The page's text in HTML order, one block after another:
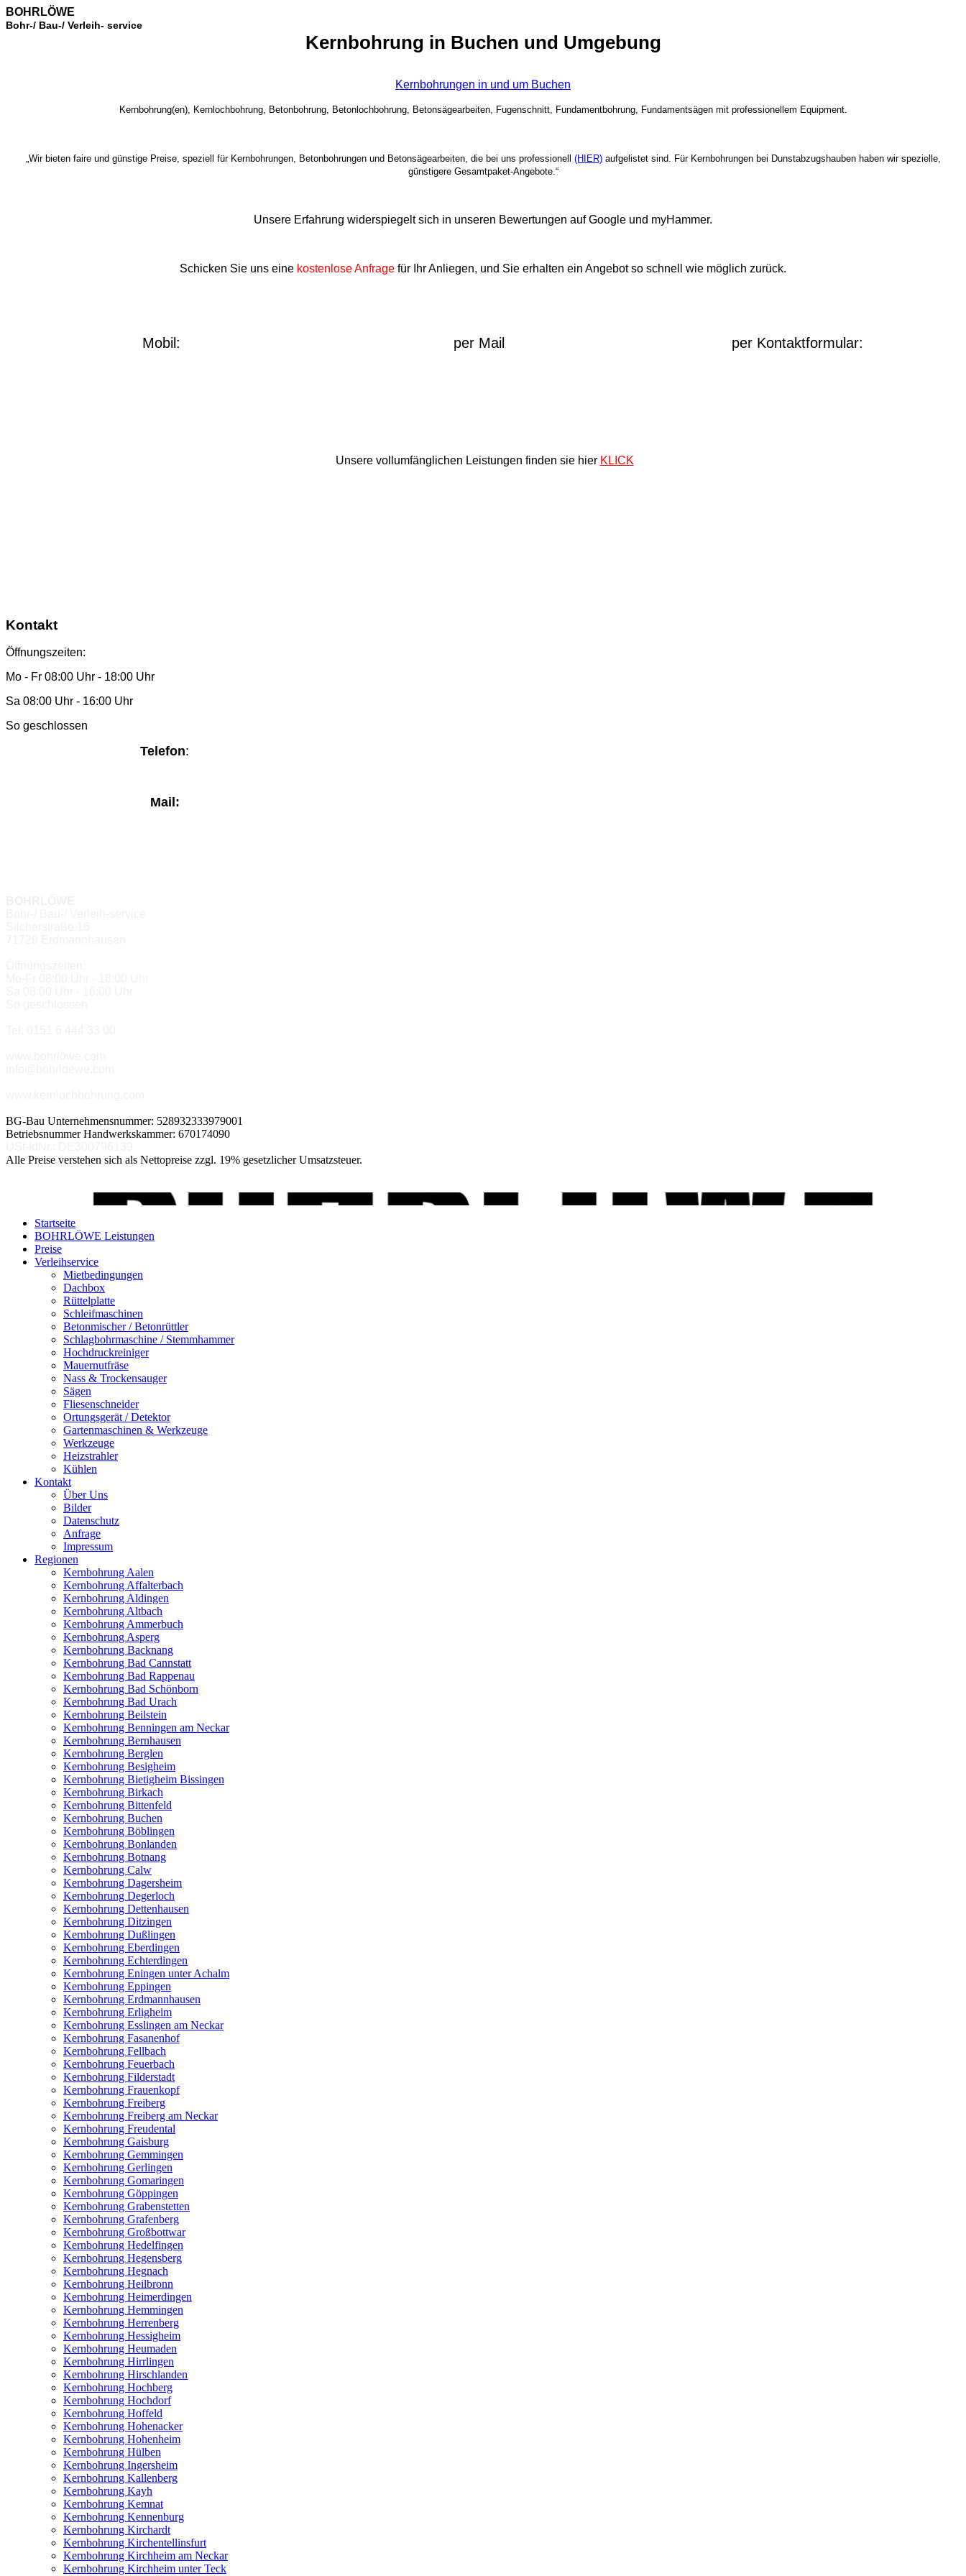
BOHRLÖWE
Bohr-/ Bau-/ Verleih- service
Kernbohrung in Buchen und Umgebung
Kernbohrungen in und um Buchen
Kernbohrung(en), Kernlochbohrung, Betonbohrung, Betonlochbohrung, Betonsägearbeiten, Fugenschnitt, Fundamentbohrung, Fundamentsägen mit professionellem Equipment.
„Wir bieten faire und günstige Preise, speziell für Kernbohrungen, Betonbohrungen und Betonsägearbeiten, die bei uns professionell (HIER)aufgelistet sind. Für Kernbohrungen bei Dunstabzugshauben haben wir spezielle,
günstigere Gesamtpaket-Angebote.“
Unsere Erfahrung widerspiegelt sich in unseren Bewertungen auf Google und myHammer.
Schicken Sie uns eine kostenlose Anfrage für Ihr Anliegen, und Sie erhalten ein Angebot so schnell wie möglich zurück.
Mobil: per Mail per Kontaktformular:
Unsere vollumfänglichen Leistungen finden sie hier KLICK
Kontakt
Öffnungszeiten:
Mo - Fr 08:00 Uhr - 18:00 Uhr
Sa 08:00 Uhr - 16:00 Uhr
So geschlossen
Telefon:
Mail:
BG-Bau Unternehmensnummer: 528932333979001
Betriebsnummer Handwerkskammer: 670174090
Alle Preise verstehen sich als Nettopreise zzgl. 19% gesetzlicher Umsatzsteuer.
Startseite
BOHRLÖWE Leistungen
Preise
Verleihservice
Mietbedingungen
Dachbox
Rüttelplatte
Schleifmaschinen
Betonmischer / Betonrüttler
Schlagbohrmaschine / Stemmhammer
Hochdruckreiniger
Mauernutfräse
Nass & Trockensauger
Sägen
Fliesenschneider
Ortungsgerät / Detektor
Gartenmaschinen & Werkzeuge
Werkzeuge
Heizstrahler
Kühlen
Kontakt
Über Uns
Bilder
Datenschutz
Anfrage
Impressum
Regionen
Kernbohrung Aalen
Kernbohrung Affalterbach
Kernbohrung Aldingen
Kernbohrung Altbach
Kernbohrung Ammerbuch
Kernbohrung Asperg
Kernbohrung Backnang
Kernbohrung Bad Cannstatt
Kernbohrung Bad Rappenau
Kernbohrung Bad Schönborn
Kernbohrung Bad Urach
Kernbohrung Beilstein
Kernbohrung Benningen am Neckar
Kernbohrung Bernhausen
Kernbohrung Berglen
Kernbohrung Besigheim
Kernbohrung Bietigheim Bissingen
Kernbohrung Birkach
Kernbohrung Bittenfeld
Kernbohrung Buchen
Kernbohrung Böblingen
Kernbohrung Bonlanden
Kernbohrung Botnang
Kernbohrung Calw
Kernbohrung Dagersheim
Kernbohrung Degerloch
Kernbohrung Dettenhausen
Kernbohrung Ditzingen
Kernbohrung Dußlingen
Kernbohrung Eberdingen
Kernbohrung Echterdingen
Kernbohrung Eningen unter Achalm
Kernbohrung Eppingen
Kernbohrung Erdmannhausen
Kernbohrung Erligheim
Kernbohrung Esslingen am Neckar
Kernbohrung Fasanenhof
Kernbohrung Fellbach
Kernbohrung Feuerbach
Kernbohrung Filderstadt
Kernbohrung Frauenkopf
Kernbohrung Freiberg
Kernbohrung Freiberg am Neckar
Kernbohrung Freudental
Kernbohrung Gaisburg
Kernbohrung Gemmingen
Kernbohrung Gerlingen
Kernbohrung Gomaringen
Kernbohrung Göppingen
Kernbohrung Grabenstetten
Kernbohrung Grafenberg
Kernbohrung Großbottwar
Kernbohrung Hedelfingen
Kernbohrung Hegensberg
Kernbohrung Hegnach
Kernbohrung Heilbronn
Kernbohrung Heimerdingen
Kernbohrung Hemmingen
Kernbohrung Herrenberg
Kernbohrung Hessigheim
Kernbohrung Heumaden
Kernbohrung Hirrlingen
Kernbohrung Hirschlanden
Kernbohrung Hochberg
Kernbohrung Hochdorf
Kernbohrung Hoffeld
Kernbohrung Hohenacker
Kernbohrung Hohenheim
Kernbohrung Hülben
Kernbohrung Ingersheim
Kernbohrung Kallenberg
Kernbohrung Kayh
Kernbohrung Kemnat
Kernbohrung Kennenburg
Kernbohrung Kirchardt
Kernbohrung Kirchentellinsfurt
Kernbohrung Kirchheim am Neckar
Kernbohrung Kirchheim unter Teck